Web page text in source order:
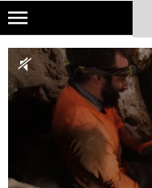
Skip
main
content
NATIONAL GEOGRAPHIC
TRAVELER
PODCASTY